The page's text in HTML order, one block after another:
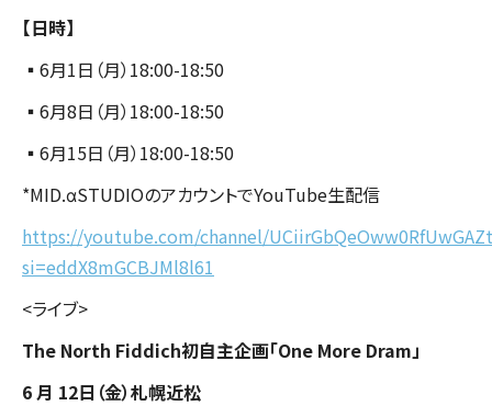
【日時】
▪️6月1日（月）18:00-18:50
▪️6月8日（月）18:00-18:50
▪️6月15日（月）18:00-18:50
*MID.αSTUDIOのアカウントでYouTube生配信
https://youtube.com/channel/
si=eddX8mGCBJMl8l61
<ライブ>
The North Fiddich初自主企画「One More Dram」
6 月 12日（金）札幌近松